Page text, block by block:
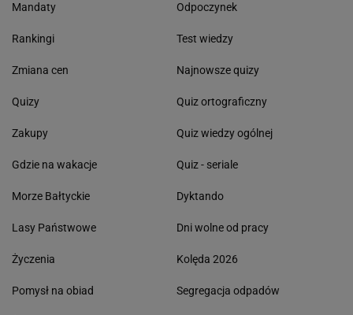
Mandaty
Rankingi
Zmiana cen
Quizy
Zakupy
Gdzie na wakacje
Morze Bałtyckie
Lasy Państwowe
Życzenia
Pomysł na obiad
Odpoczynek
Test wiedzy
Najnowsze quizy
Quiz ortograficzny
Quiz wiedzy ogólnej
Quiz - seriale
Dyktando
Dni wolne od pracy
Kolęda 2026
Segregacja odpadów